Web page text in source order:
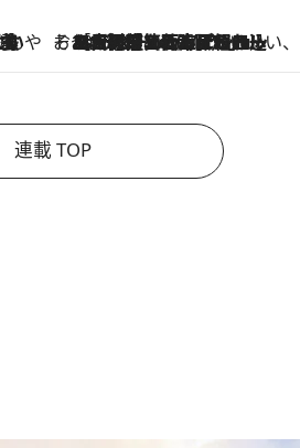
そおだよおこの関西おいしい、おやつ紀行
2026.8.9
［大阪府箕面市］一皿一皿目の前で仕上げられる、料理を巧みに組み込んだアシェットデセールコース「ミチル アシェット デセール（Michiru assiette dessert）」
連載 TOP